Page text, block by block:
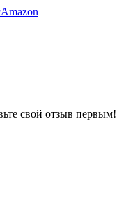
Amazon
свой отзыв первым!